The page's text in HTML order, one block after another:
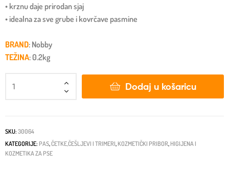
• krznu daje prirodan sjaj
• idealna za sve grube i kovrčave pasmine
BRAND: Nobby
TEŽINA: 0.2kg
Dodaj u košaricu
SKU: 30064
KATEGORIJE: PAS,ČETKE,ČEŠLJEVI I TRIMERI, KOZMETIČKI PRIBOR, HIGIJENA I
KOZMETIKA ZA PSE